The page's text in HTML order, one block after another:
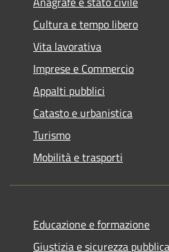
Cultura e tempo libero
Vita lavorativa
Imprese e Commercio
Appalti pubblici
Catasto e urbanistica
Turismo
Mobilità e trasporti
Educazione e formazione
Giustizia e sicurezza pubblica